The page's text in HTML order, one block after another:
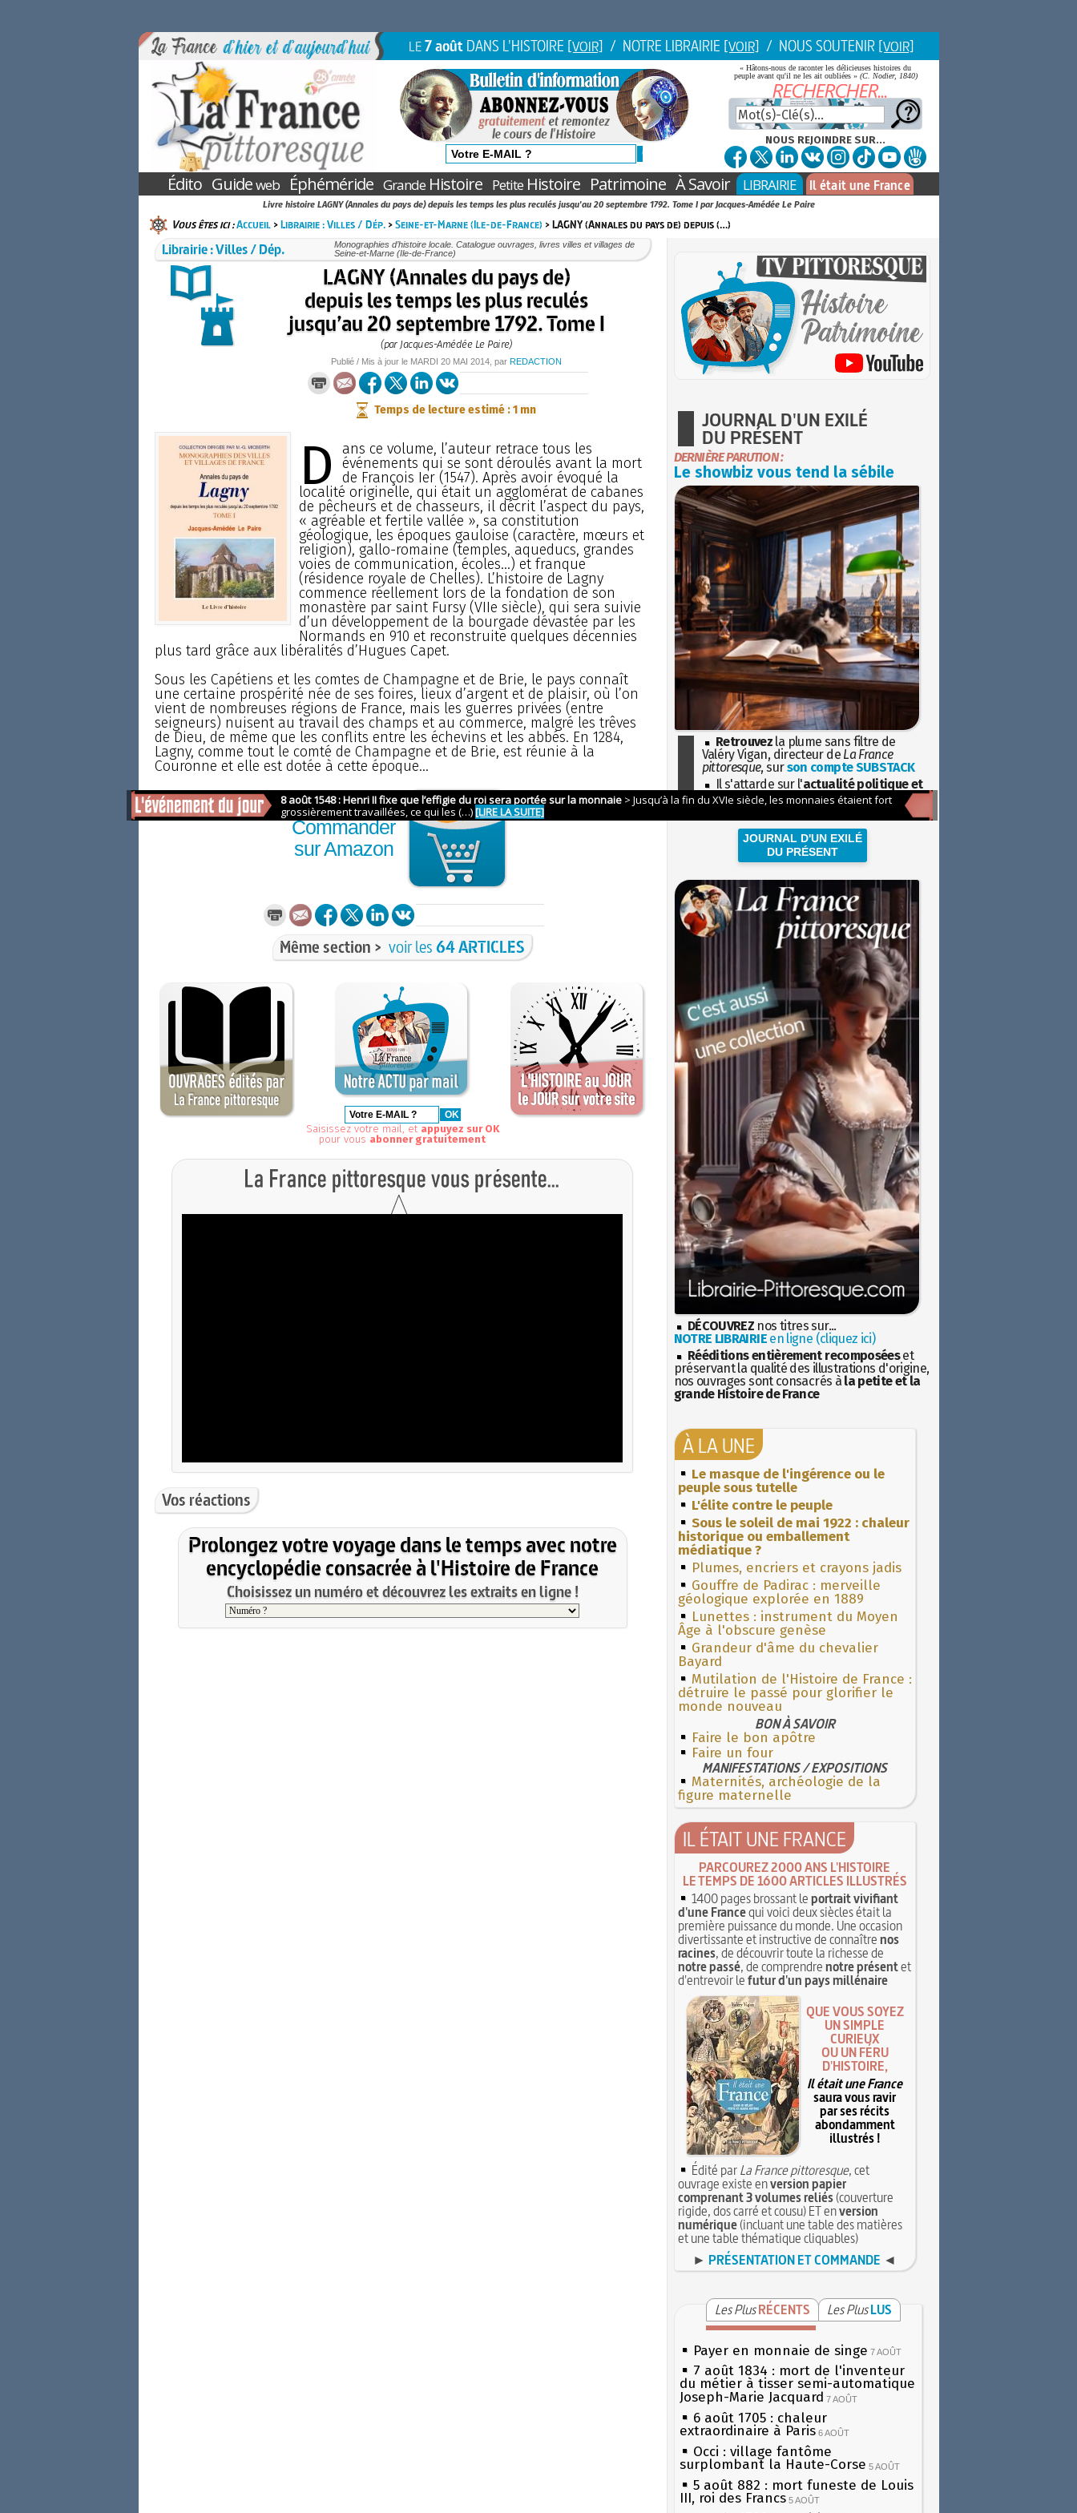
LE7 août DANS L'HISTOIRE [VOIR] / NOTRE LIBRAIRIE [VOIR] / NOUS SOUTENIR [VOIR]
« Hâtons-nous de raconter les délicieuses histoires du
peuple avant qu'il ne les ait oubliées » (C. Nodier, 1840)
NOUS REJOINDRE SUR...
Édito Guideweb Éphéméride GrandeHistoire PetiteHistoire Patrimoine À Savoir LIBRAIRIE Il était une France
Livre histoire LAGNY (Annales du pays de) depuis les temps les plus reculés jusqu'au 20 septembre 1792. Tome I par Jacques-Amédée Le Paire
Vous êtes ici :Accueil>Librairie : Villes / Dép.>Seine-et-Marne (Ile-de-France) > LAGNY (Annales du pays de) depuis (…)
Librairie : Villes / Dép.
Monographies d’histoire locale. Catalogue ouvrages, livres villes et villages de
Seine-et-Marne (Ile-de-France)
LAGNY (Annales du pays de)
depuis les temps les plus reculés
jusqu’au 20 septembre 1792. Tome I
(par Jacques-Amédée Le Paire)
Publié / Mis à jour le MARDI 20 MAI 2014 , par REDACTION
Temps de lecture estimé : 1 mn
D
ans ce volume, l’auteur retrace tous les
événements qui se sont déroulés avant la mort
de François Ier (1547). Après avoir évoqué la
localité originelle, qui était un agglomérat de cabanes
de pêcheurs et de chasseurs, il décrit l’aspect du pays,
« agréable et fertile vallée », sa constitution
géologique, les époques gauloise (caractère, mœurs et
religion), gallo-romaine (temples, aqueducs, grandes
voies de communication, écoles...) et franque
(résidence royale de Chelles). L’histoire de Lagny
commence réellement lors de la fondation de son
monastère par saint Fursy (VIIe siècle), qui sera suivie
d’un développement de la bourgade dévastée par les
Normands en 910 et reconstruite quelques décennies
plus tard grâce aux libéralités d’Hugues Capet.
Sous les Capétiens et les comtes de Champagne et de Brie, le pays connaît
une certaine prospérité née de ses foires, lieux d’argent et de plaisir, où l’on
vient de nombreuses régions de France, mais les guerres privées (entre
seigneurs) nuisent au travail des champs et au commerce, malgré les trêves
de Dieu, de même que les conflits entre les échevins et les abbés. En 1284,
Lagny, comme tout le comté de Champagne et de Brie, est réunie à la
Couronne et elle est dotée à cette époque...
Commander
sur Amazon
Même section > voir les64 ARTICLES
Saisissez votre mail, et appuyez sur OK
pour vous abonner gratuitement
Vos réactions
Prolongez votre voyage dans le temps avec notre
encyclopédie consacrée à l'Histoire de France
Choisissez un numéro et découvrez les extraits en ligne !
JOURNAL D'UN EXILÉ
DU PRÉSENT
DERNIÈRE PARUTION :
Le showbiz vous tend la sébile
Retrouvez la plume sans filtre de
Valéry Vigan, directeur de La France
pittoresque, surson compte SUBSTACK
Il s'attarde sur l'actualité politique et
sociétaleavec la hauteur de vue de
JOURNAL D'UN EXILÉ
DU PRÉSENT
DÉCOUVREZ nos titres sur...
NOTRE LIBRAIRIEen ligne (cliquez ici)
Rééditions entièrement recomposéeset
préservant la qualité des illustrations d'origine,
nos ouvrages sont consacrés à la petite et la
grande Histoire de France
À LA UNE
Le masque de l'ingérence ou le
peuple sous tutelle
L'élite contre le peuple
Sous le soleil de mai 1922 : chaleur
historique ou emballement
médiatique ?
Plumes, encriers et crayons jadis
Gouffre de Padirac : merveille
géologique explorée en 1889
Lunettes : instrument du Moyen
Âge à l'obscure genèse
Grandeur d'âme du chevalier
Bayard
Mutilation de l'Histoire de France :
détruire le passé pour glorifier le
monde nouveau
BON À SAVOIR
Faire le bon apôtre
Faire un four
MANIFESTATIONS / EXPOSITIONS
Maternités, archéologie de la
figure maternelle
IL ÉTAIT UNE FRANCE
PARCOUREZ 2000 ANS L'HISTOIRE
LE TEMPS DE 1600 ARTICLES ILLUSTRÉS
1400 pages brossant leportrait vivifiant
d'une Francequi voici deux siècles était la
première puissance du monde. Une occasion
divertissante et instructive de connaîtrenos
racines, de découvrir toute la richesse de
notre passé, de comprendrenotre présentet
d'entrevoir lefutur d'un pays millénaire
QUE VOUS SOYEZ
UN SIMPLE
CURIEUX
OU UN FÉRU
D'HISTOIRE,
Il était une France
saura vous ravir
par ses récits
abondamment
illustrés !
Édité parLa France pittoresque, cet
ouvrage existe enversion papier
comprenant 3 volumes reliés(couverture
rigide, dos carré et cousu) ET enversion
numérique(incluant une table des matières
et une table thématique cliquables)
► PRÉSENTATION ET COMMANDE ◄
Les Plus RÉCENTS Les Plus LUS
Payer en monnaie de singe 7 AOÛT
7 août 1834 : mort de l'inventeur
du métier à tisser semi-automatique
Joseph-Marie Jacquard 7 AOÛT
6 août 1705 : chaleur
extraordinaire à Paris 6 AOÛT
Occi : village fantôme
surplombant la Haute-Corse 5 AOÛT
5 août 882 : mort funeste de Louis
III, roi des Francs 5 AOÛT